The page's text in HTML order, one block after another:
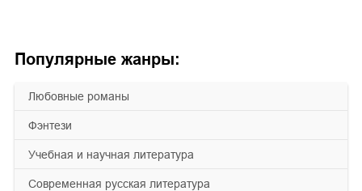
Популярные жанры:
любовные романы
фэнтези
учебная и научная литература
современная русская литература